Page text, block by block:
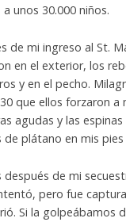
unos 30.000 niños.
de mi ingreso al St.
en el exterior, los
y en el pecho.
que ellos forzaron
agudas y las
de plátano en mis
de mi
pero fue
Si la golpeábamos